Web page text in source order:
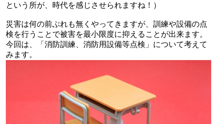
という所が、時代を感じさせられますね！）
災害は何の前ぶれも無くやってきますが、訓練や設備の点
検を行うことで被害を最小限度に抑えることが出来ます。
今回は、
「消防訓練、消防用設備等点検」について考えて
みます。